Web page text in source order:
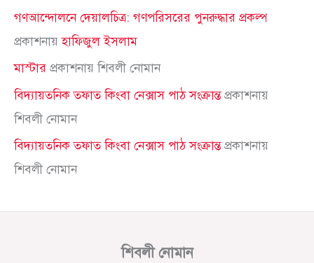
গণআন্দোলনে দেয়ালচিত্র: গণপরিসরের পুনরুদ্ধার প্রকল্প
প্রকাশনায়হাফিজুল ইসলাম
মাস্টার প্রকাশনায়শিবলী নোমান
বিদ্যায়তনিক তফাত কিংবা নেক্সাস পাঠ সংক্রান্তপ্রকাশনায়
শিবলী নোমান
বিদ্যায়তনিক তফাত কিংবা নেক্সাস পাঠ সংক্রান্তপ্রকাশনায়
শিবলী নোমান
শিবলী নোমান